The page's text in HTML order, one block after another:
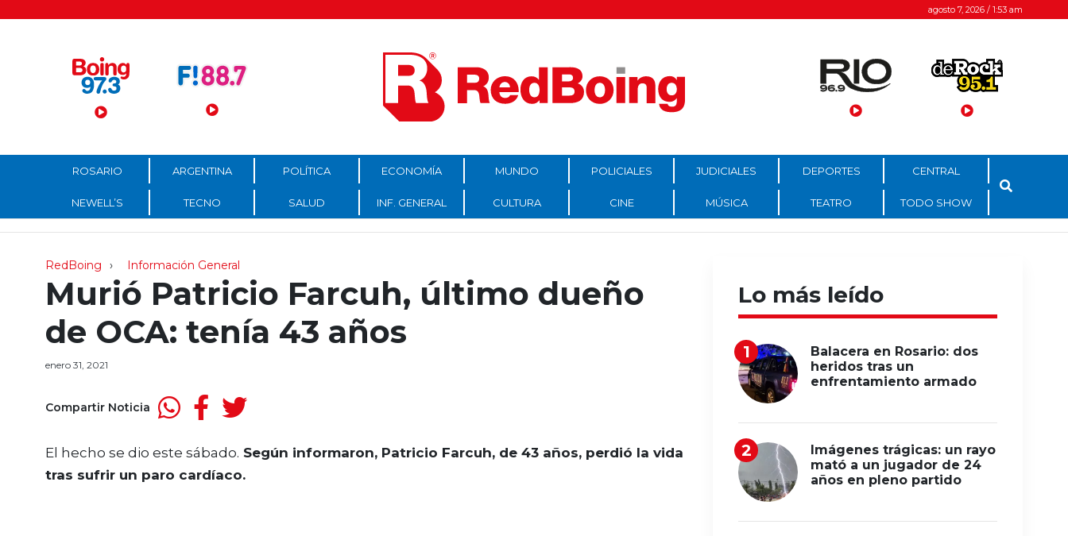
Menú Principal agosto 7, 2026 / 1:53 am
ROSARIO ARGENTINA POLÍTICA ECONOMÍA MUNDO POLICIALES JUDICIALES DEPORTES CENTRAL
NEWELL’S TECNO SALUD INF. GENERAL CULTURA CINE MÚSICA TEATRO TODO SHOW
RedBoing Información General
Murió Patricio Farcuh, último dueño
de OCA: tenía 43 años
enero 31, 2021
Compartir Noticia
El hecho se dio este sábado. Según informaron, Patricio Farcuh, de 43 años, perdió la vida
tras sufrir un paro cardíaco.
Lo más leído
Balacera en Rosario: dos
heridos tras un
enfrentamiento armado
Imágenes trágicas: un rayo
mató a un jugador de 24
años en pleno partido